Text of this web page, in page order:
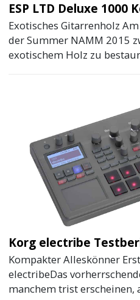
ESP LTD Deluxe 1000
Exotisches Gitarrenholz
der Summer NAMM 2015
exotischem Holz zu
Korg electribe
Kompakter Alleskönner
electribeDas
manchem trist erscheinen,